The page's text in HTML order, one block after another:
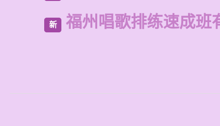
新 福州唱歌排练速成班